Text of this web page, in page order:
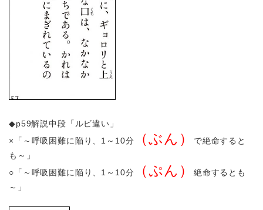
◆p59解説中段「ルビ違い」
×「～呼吸困難に陥り、1～10分
（ぶん）
で絶命すると
も～」
○「～呼吸困難に陥り、1～10分
（ぷん）
絶命するとも
～」